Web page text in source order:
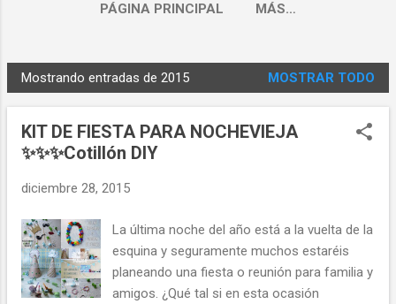
PÁGINA PRINCIPAL MÁS…
E
n
Mostrando entradas de 2015 MOSTRAR TODO
KIT DE FIESTA PARA NOCHEVIEJA
✨✨✨Cotillón DIY
diciembre 28, 2015
La última noche del año está a la vuelta de la
esquina y seguramente muchos estaréis
planeando una fiesta o reunión para familia y
amigos. ¿Qué tal si en esta ocasión